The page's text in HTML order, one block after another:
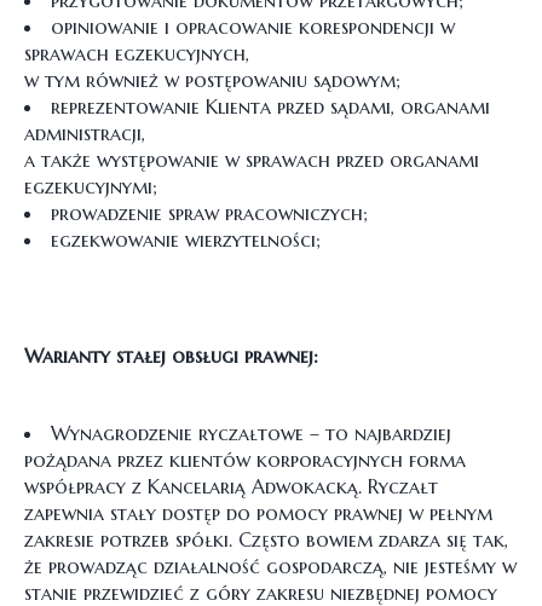
opiniowanie i opracowanie korespondencji w
sprawach egzekucyjnych,
w tym również w postępowaniu sądowym;
reprezentowanie Klienta przed sądami, organami
administracji,
a także występowanie w sprawach przed organami
egzekucyjnymi;
prowadzenie spraw pracowniczych;
egzekwowanie wierzytelności;
Warianty stałej obsługi prawnej:
Wynagrodzenie ryczałtowe – to najbardziej
pożądana przez klientów korporacyjnych forma
współpracy z Kancelarią Adwokacką. Ryczałt
zapewnia stały dostęp do pomocy prawnej w pełnym
zakresie potrzeb spółki. Często bowiem zdarza się tak,
że prowadząc działalność gospodarczą, nie jesteśmy w
stanie przewidzieć z góry zakresu niezbędnej pomocy